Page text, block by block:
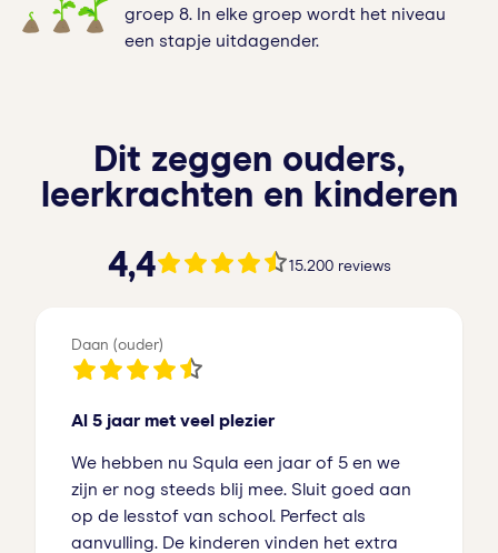
groep 8. In elke groep wordt het niveau
een stapje uitdagender.
Dit zeggen ouders,
leerkrachten en kinderen
4,44.4 van de 5 sterren
15.200 reviews
Daan (ouder)
Al 5 jaar met veel plezier
We hebben nu Squla een jaar of 5 en we
zijn er nog steeds blij mee. Sluit goed aan
op de lesstof van school. Perfect als
aanvulling. De kinderen vinden het extra